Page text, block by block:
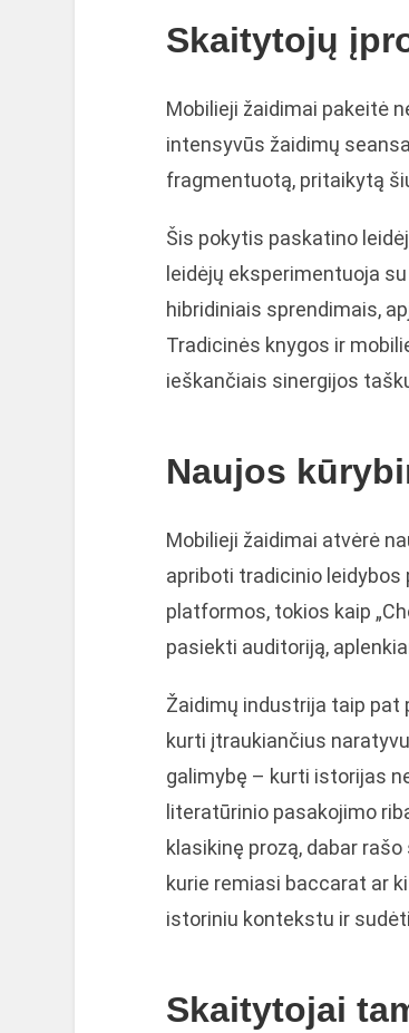
Skaitytojų
Mobilieji žaidimai pakeitė
intensyvūs žaidimų
fragmentuotą, pritaikytą
Šis pokytis paskatino
leidėjų eksperimentuoja
hibridiniais sprendimais,
Tradicinės knygos ir
ieškančiais sinergijos
Naujos
Mobilieji žaidimai atvėrė
apriboti tradicinio
platformos, tokios kaip
pasiekti auditoriją,
Žaidimų industrija taip pat
kurti įtraukiančius
galimybę – kurti istorijas
literatūrinio pasakojimo
klasikinę prozą, dabar
kurie remiasi baccarat ar
istoriniu kontekstu ir
Skaitytojai